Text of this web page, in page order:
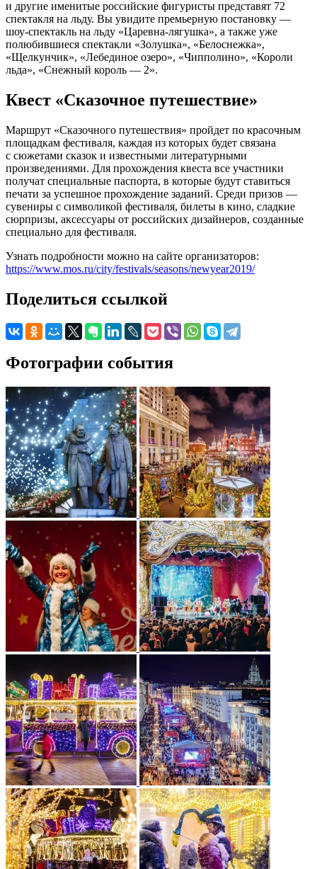
и другие именитые российские фигуристы представят 72
спектакля на льду. Вы увидите премьерную постановку —
шоу-спектакль на льду «Царевна-лягушка», а также уже
полюбившиеся спектакли «Золушка», «Белоснежка»,
«Щелкунчик», «Лебединое озеро», «Чипполино», «Короли
льда», «Снежный король — 2».
Квест «Сказочное путешествие»
Маршрут «Сказочного путешествия» пройдет по красочным
площадкам фестиваля, каждая из которых будет связана
с сюжетами сказок и известными литературными
произведениями. Для прохождения квеста все участники
получат специальные паспорта, в которые будут ставиться
печати за успешное прохождение заданий. Среди призов —
сувениры с символикой фестиваля, билеты в кино, сладкие
сюрпризы, аксессуары от российских дизайнеров, созданные
специально для фестиваля.
Узнать подробности можно на сайте организаторов:
https://www.mos.ru/city/festivals/seasons/newyear2019/
Поделиться ссылкой
Фотографии события